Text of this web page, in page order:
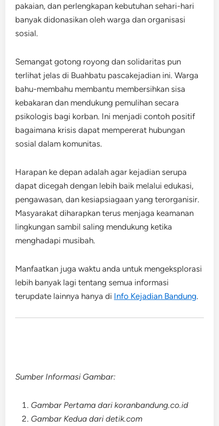
pakaian, dan perlengkapan kebutuhan sehari-hari
banyak didonasikan oleh warga dan organisasi
sosial.
Semangat gotong royong dan solidaritas pun
terlihat jelas di Buahbatu pascakejadian ini. Warga
bahu-membahu membantu membersihkan sisa
kebakaran dan mendukung pemulihan secara
psikologis bagi korban. Ini menjadi contoh positif
bagaimana krisis dapat mempererat hubungan
sosial dalam komunitas.
Harapan ke depan adalah agar kejadian serupa
dapat dicegah dengan lebih baik melalui edukasi,
pengawasan, dan kesiapsiagaan yang terorganisir.
Masyarakat diharapkan terus menjaga keamanan
lingkungan sambil saling mendukung ketika
menghadapi musibah.
Manfaatkan juga waktu anda untuk mengeksplorasi
lebih banyak lagi tentang semua informasi
terupdate lainnya hanya di Info Kejadian Bandung.
Sumber Informasi Gambar:
Gambar Pertama dari koranbandung.co.id
Gambar Kedua dari detik.com